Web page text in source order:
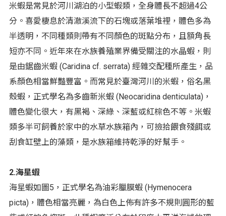
米蝦是常見於河川湖泊的小型蝦類，全身體長不超過4公
分。喜愛棲息於清澈溪流下的石塊或落葉堆裡，體色多為
半透明，不同種類則帶有不同顏色的斑點分布，且額角長
短亦不同。近年來在水族養殖業界備受關注的水晶蝦，則
是由鋸齒米蝦 (Caridina cf. serrata) 經雜交配種所產生，品
系顏色相當鮮豔豐富。而常見於臺灣河川的米蝦，俗名黑
殼蝦，正式學名為多齒新米蝦 (Neocaridina denticulata)，
體色變化很大，有黑褐、深綠、深藍或紅棕色不等。米蝦
類多半可飼養於家中的水草水族箱內，可撿拾餵食殘餌或
刮食缸壁上的藻類，是水族箱維持乾淨的好幫手。
2.海星蝦
海星蝦如圖5，正式學名為油彩臘膜蝦 (Hymenocera
picta)，體色相當亮麗，為白色上佈有許多不規則圓形的藍